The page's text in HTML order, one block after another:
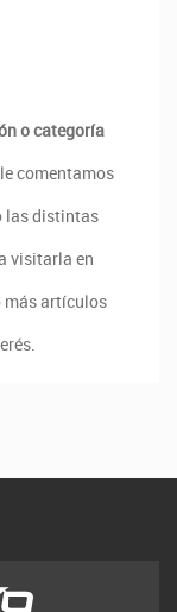
o categoría
comentamos
las distintas
visitarla en
más artículos